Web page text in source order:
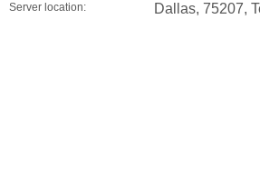
Server location: Dallas, 75207,